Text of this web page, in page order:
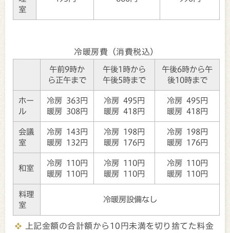
室
冷暖房費（消費税込）
午前9時か
ら正午まで
午後1時から
午後5時まで
午後6時から午
後10時まで
ホー
ル
冷房 363円
暖房 308円
冷房 495円
暖房 418円
冷房 495円
暖房 418円
会議
室
冷房 143円
暖房 132円
冷房 198円
暖房 176円
冷房 198円
暖房 176円
和室
冷房 110円
暖房 110円
冷房 110円
暖房 110円
冷房 110円
暖房 110円
料理
室
冷暖房設備なし
上記金額の合計額から10円未満を切り捨てた料金